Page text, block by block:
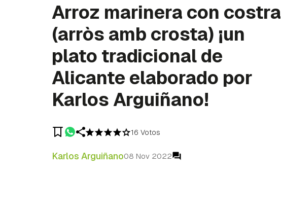
Arroz marinera con costra
(arròs amb crosta) ¡un
plato tradicional de
Alicante elaborado por
Karlos Arguiñano!
16 Votos
Karlos Arguiñano08 Nov 2022